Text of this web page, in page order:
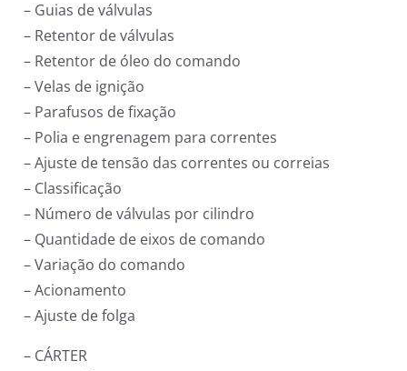
– Guias de válvulas
– Retentor de válvulas
– Retentor de óleo do comando
– Velas de ignição
– Parafusos de fixação
– Polia e engrenagem para correntes
– Ajuste de tensão das correntes ou correias
– Classificação
– Número de válvulas por cilindro
– Quantidade de eixos de comando
– Variação do comando
– Acionamento
– Ajuste de folga
– CÁRTER